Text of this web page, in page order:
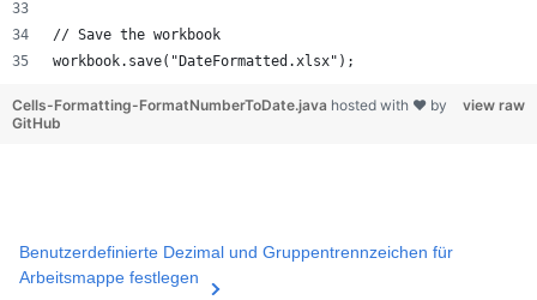
// Save the workbook
workbook.save("DateFormatted.xlsx");
view raw
Cells-Formatting-FormatNumberToDate.java hosted with ❤ by
GitHub
Benutzerdefinierte Dezimal und Gruppentrennzeichen für
Arbeitsmappe festlegen